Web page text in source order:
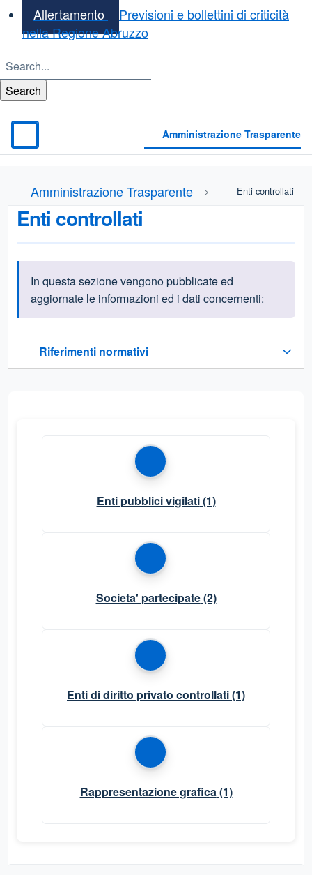
Allertamento
Previsioni e bollettini di criticità
nella Regione Abruzzo
Amministrazione Trasparente
Amministrazione Trasparente Enti controllati
Enti controllati
Informazioni introduttive
In questa sezione vengono pubblicate ed
aggiornate le informazioni ed i dati concernenti:
Riferimenti normativi
Sezione compressa
Enti pubblici vigilati(1)
Societa' partecipate(2)
Enti di diritto privato controllati(1)
Rappresentazione grafica (1)